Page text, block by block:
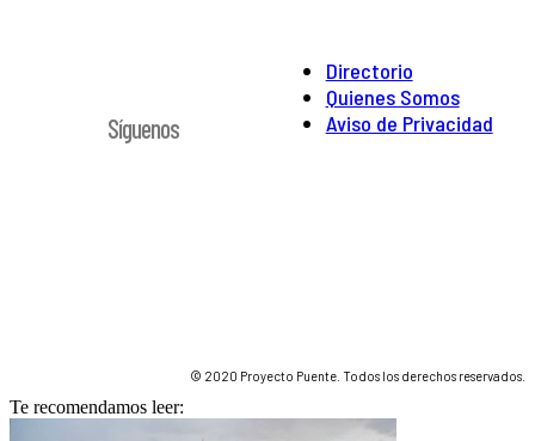
Directorio
Quienes Somos
Aviso de Privacidad
Síguenos
© 2020 Proyecto Puente. Todos los derechos reservados.
Te recomendamos leer: